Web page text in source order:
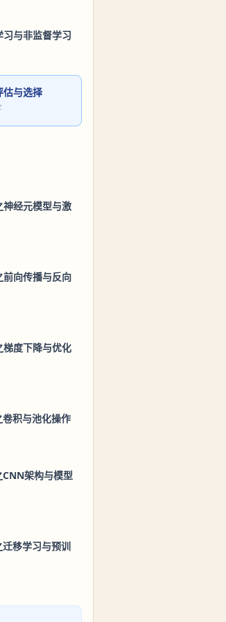
与非监督学习
估与选择
经元模型与激
向传播与反向
度下降与优化
积与池化操作
架构与模型
移学习与预训